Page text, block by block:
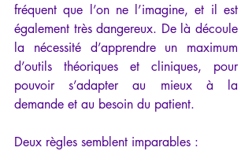
fréquent que l’on ne l’imagine, et il est
également très dangereux. De là découle
la nécessité d’apprendre un maximum
d’outils théoriques et cliniques, pour
pouvoir s’adapter au mieux à la
demande et au besoin du patient.
Deux règles semblent imparables :